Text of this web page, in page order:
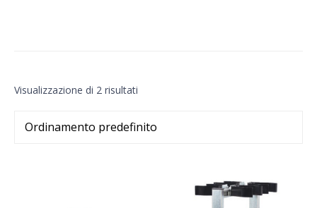
Visualizzazione di 2 risultati